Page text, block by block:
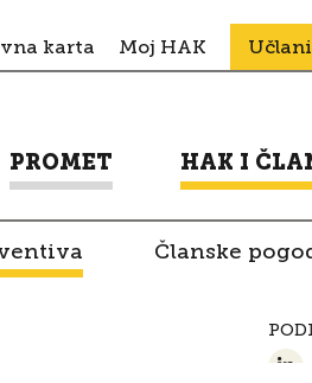
karta Moj HAK
PROMET HAK I
Članske